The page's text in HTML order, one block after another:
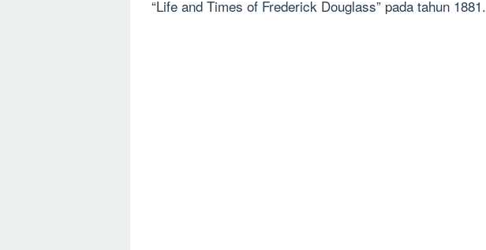
“Life and Times of Frederick Douglass” pada tahun 1881.